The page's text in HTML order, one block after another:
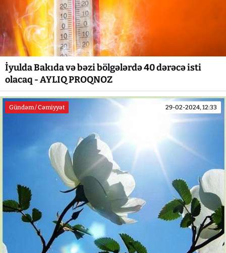
İyulda Bakıda və bəzi bölgələrdə 40 dərəcə isti
olacaq - AYLIQ PROQNOZ
Gündəm / Cəmiyyət 29-02-2024, 12:33